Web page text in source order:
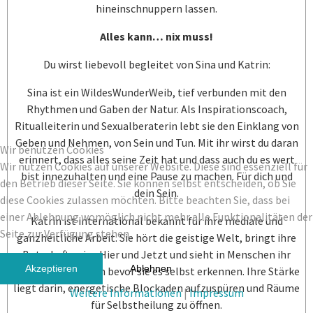
hineinschnuppern lassen.
Alles kann… nix muss!
Du wirst liebevoll begleitet von Sina und Katrin:
Sina ist ein WildesWunderWeib, tief verbunden mit den
Rhythmen und Gaben der Natur. Als Inspirationscoach,
Ritualleiterin und Sexualberaterin lebt sie den Einklang von
Geben und Nehmen, von Sein und Tun. Mit ihr wirst du daran
erinnert, dass alles seine Zeit hat und dass auch du es wert
bist innezuhalten und eine Pause zu machen. Für dich und
dein Sein.
Katrin ist international bekannt für ihre mediale und
ganzheitliche Arbeit. Sie hört die geistige Welt, bringt ihre
Botschaften ins Hier und Jetzt und sieht in Menschen ihr
Potenzial, oft noch bevor sie es selbst erkennen. Ihre Stärke
liegt darin, energetische Blockaden aufzuspüren und Räume
für Selbstheilung zu öffnen.
Wir benutzen Cookies
Wir nutzen Cookies auf unserer Website. Diese sind essenziell für
den Betrieb dieser Seite. Sie können selbst entscheiden, ob Sie
diese Cookies zulassen möchten. Bitte beachten Sie, dass bei
einer Ablehnung womöglich nicht mehr alle Funktionalitäten der
Seite zur Verfügung stehen.
Akzeptieren Ablehnen
Weitere Informationen|Impressum